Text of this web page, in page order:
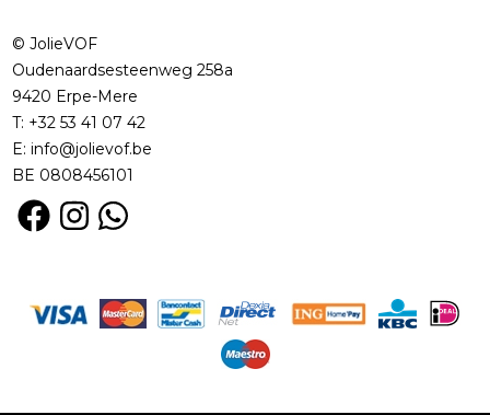
© JolieVOF
Oudenaardsesteenweg 258a
9420 Erpe-Mere
T: +32 53 41 07 42
E:info@jolievof.be
BE 0808456101